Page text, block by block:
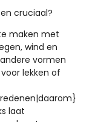
cruciaal?
maken met
wind en
vormen
lekken of
laat